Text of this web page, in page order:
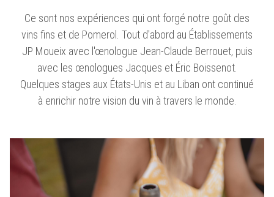
Ce sont nos expériences qui ont forgé notre goût des
vins fins et de Pomerol. Tout d'abord au Établissements
JP Moueix avec l'œnologue Jean-Claude Berrouet, puis
avec les œnologues Jacques et Éric Boissenot.
Quelques stages aux États-Unis et au Liban ont continué
à enrichir notre vision du vin à travers le monde.